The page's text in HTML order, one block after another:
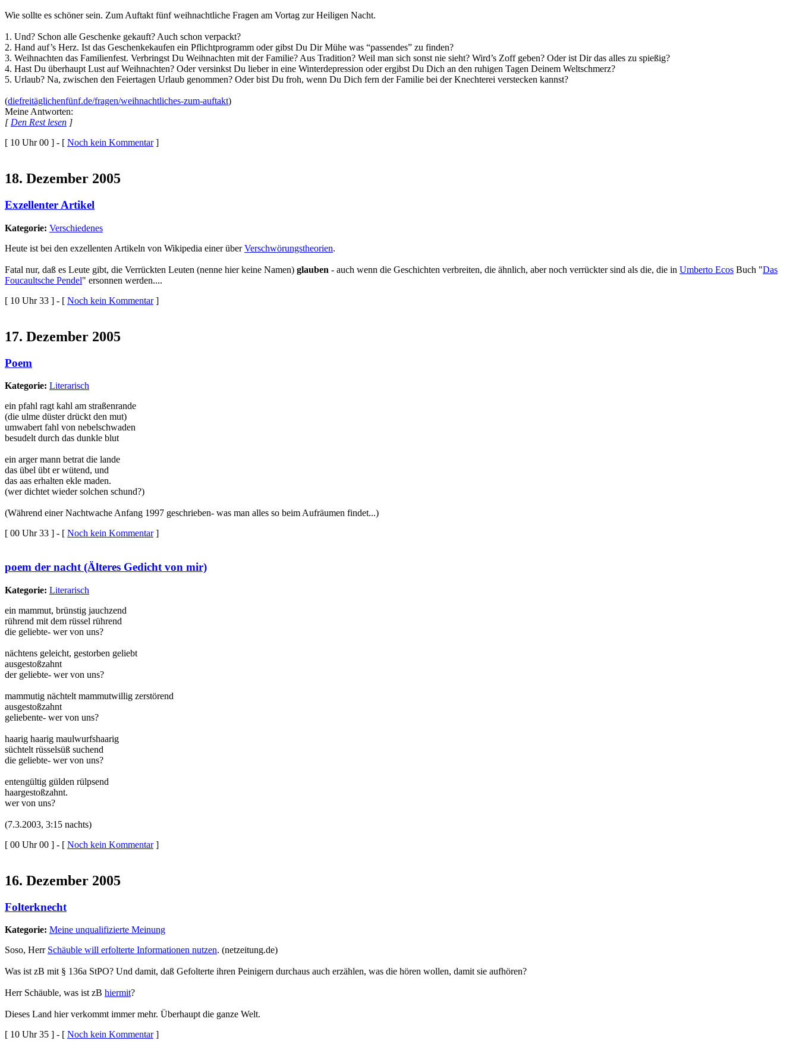
Wie sollte es schöner sein. Zum Auftakt fünf weihnachtliche Fragen am Vortag zur Heiligen Nacht.
1. Und? Schon alle Geschenke gekauft? Auch schon verpackt?
2. Hand auf’s Herz. Ist das Geschenkekaufen ein Pflichtprogramm oder gibst Du Dir Mühe was “passendes” zu finden?
3. Weihnachten das Familienfest. Verbringst Du Weihnachten mit der Familie? Aus Tradition? Weil man sich sonst nie sieht? Wird’s Zoff geben? Oder ist Dir das alles zu spießig?
4. Hast Du überhaupt Lust auf Weihnachten? Oder versinkst Du lieber in eine Winterdepression oder ergibst Du Dich an den ruhigen Tagen Deinem Weltschmerz?
5. Urlaub? Na, zwischen den Feiertagen Urlaub genommen? Oder bist Du froh, wenn Du Dich fern der Familie bei der Knechterei verstecken kannst?
(diefreitäglichenfünf.de/fragen/weihnachtliches-zum-auftakt)
Meine Antworten:
[Den Rest lesen ]
[ 10 Uhr 00 ] - [ Noch kein Kommentar]
18. Dezember 2005
Exzellenter Artikel
Kategorie: Verschiedenes
Heute ist bei den exzellenten Artikeln von Wikipedia einer überVerschwörungstheorien.
Fatal nur, daß es Leute gibt, die Verrückten Leuten (nenne hier keine Namen) glauben - auch wenn die Geschichten verbreiten, die ähnlich, aber noch verrückter sind als die, die in Umberto Ecos Buch "Das
Foucaultsche Pendel" ersonnen werden....
[ 10 Uhr 33 ] - [ Noch kein Kommentar]
17. Dezember 2005
Poem
Kategorie: Literarisch
ein pfahl ragt kahl am straßenrande
(die ulme düster drückt den mut)
umwabert fahl von nebelschwaden
besudelt durch das dunkle blut
ein arger mann betrat die lande
das übel übt er wütend, und
das aas erhalten ekle maden.
(wer dichtet wieder solchen schund?)
(Während einer Nachtwache Anfang 1997 geschrieben- was man alles so beim Aufräumen findet...)
[ 00 Uhr 33 ] - [ Noch kein Kommentar]
poem der nacht (Älteres Gedicht von mir)
Kategorie: Literarisch
ein mammut, brünstig jauchzend
rührend mit dem rüssel rührend
die geliebte- wer von uns?
nächtens geleicht, gestorben geliebt
ausgestoßzahnt
der geliebte- wer von uns?
mammutig nächtelt mammutwillig zerstörend
ausgestoßzahnt
geliebente- wer von uns?
haarig haarig maulwurfshaarig
süchtelt rüsselsüß suchend
die geliebte- wer von uns?
entengültig gülden rülpsend
haargestoßzahnt.
wer von uns?
(7.3.2003, 3:15 nachts)
[ 00 Uhr 00 ] - [ Noch kein Kommentar]
16. Dezember 2005
Folterknecht
Kategorie: Meine unqualifizierte Meinung
Soso, Herr Schäuble will erfolterte Informationen nutzen. (netzeitung.de)
Was ist zB mit § 136a StPO? Und damit, daß Gefolterte ihren Peinigern durchaus auch erzählen, was die hören wollen, damit sie aufhören?
Herr Schäuble, was ist zB hiermit?
Dieses Land hier verkommt immer mehr. Überhaupt die ganze Welt.
[ 10 Uhr 35 ] - [ Noch kein Kommentar]